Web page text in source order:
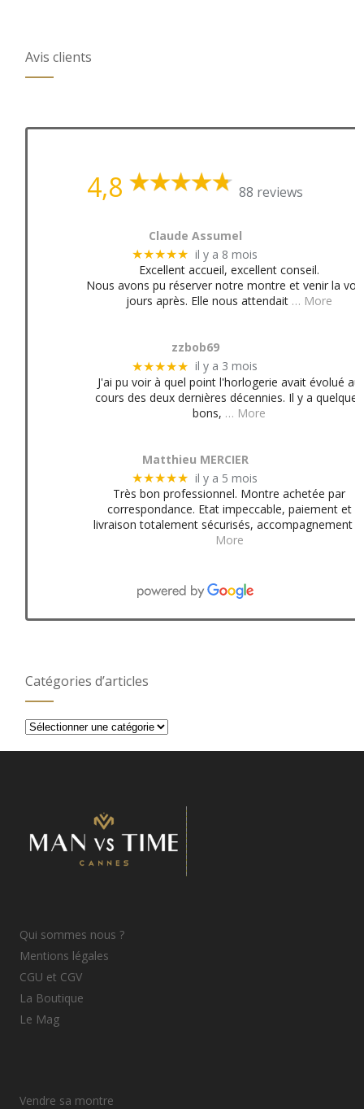
Avis clients
4,8 88 reviews
Claude Assumel
★★★★★ il y a 8 mois
Excellent accueil, excellent conseil.
Nous avons pu réserver notre montre et venir la
jours après. Elle nous attendait … More
zzbob69
★★★★★ il y a 3 mois
J'ai pu voir à quel point l'horlogerie avait évolué au
cours des deux dernières décennies. Il y a quelques
bons, … More
Matthieu MERCIER
★★★★★ il y a 5 mois
Très bon professionnel. Montre achetée par
correspondance. Etat impeccable, paiement et
livraison totalement sécurisés, accompagnement
More
Catégories d’articles
Catégories
Qui sommes nous ?
Mentions légales
CGU et CGV
La Boutique
Le Mag
Vendre sa montre